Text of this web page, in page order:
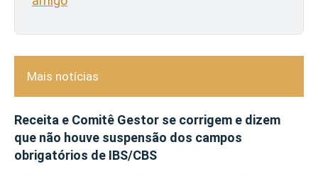
Mais notícias
Receita e Comitê Gestor se corrigem e dizem
que não houve suspensão dos campos
obrigatórios de IBS/CBS